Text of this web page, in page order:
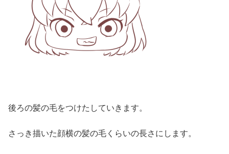
後ろの髪の毛をつけたしていきます。
さっき描いた顔横の髪の毛くらいの長さにします。